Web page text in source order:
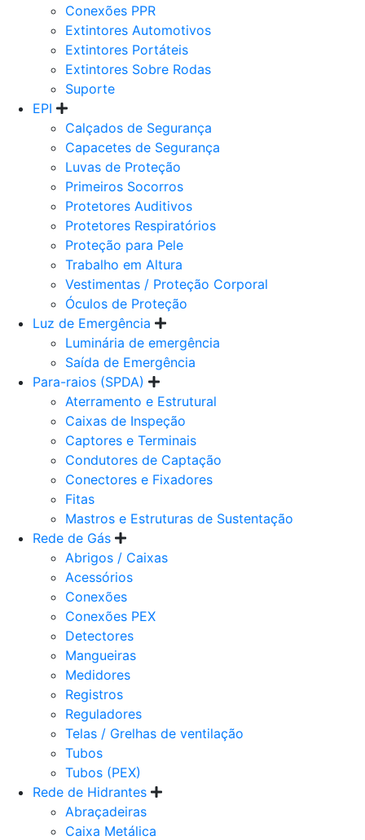
Conexões PPR
Extintores Automotivos
Extintores Portáteis
Extintores Sobre Rodas
Suporte
EPI
Calçados de Segurança
Capacetes de Segurança
Luvas de Proteção
Primeiros Socorros
Protetores Auditivos
Protetores Respiratórios
Proteção para Pele
Trabalho em Altura
Vestimentas / Proteção Corporal
Óculos de Proteção
Luz de Emergência
Luminária de emergência
Saída de Emergência
Para-raios (SPDA)
Aterramento e Estrutural
Caixas de Inspeção
Captores e Terminais
Condutores de Captação
Conectores e Fixadores
Fitas
Mastros e Estruturas de Sustentação
Rede de Gás
Abrigos / Caixas
Acessórios
Conexões
Conexões PEX
Detectores
Mangueiras
Medidores
Registros
Reguladores
Telas / Grelhas de ventilação
Tubos
Tubos (PEX)
Rede de Hidrantes
Abraçadeiras
Caixa Metálica